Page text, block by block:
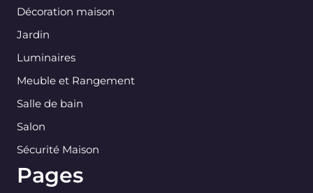
Décoration maison
Jardin
Luminaires
Meuble et Rangement
Salle de bain
Salon
Sécurité Maison
Pages